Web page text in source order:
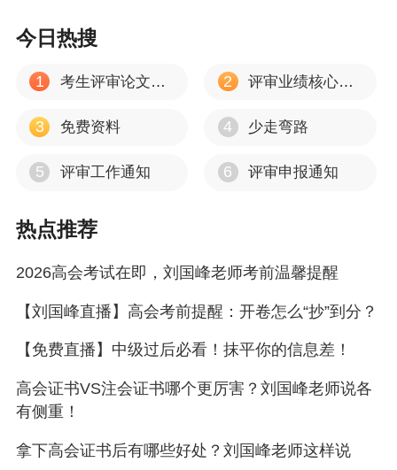
今日热搜
1 考生评审论文建议 2 评审业绩核心资料
3 免费资料 4 少走弯路
5 评审工作通知 6 评审申报通知
热点推荐
2026高会考试在即，刘国峰老师考前温馨提醒
【刘国峰直播】高会考前提醒：开卷怎么“抄”到分？
【免费直播】中级过后必看！抹平你的信息差！
高会证书VS注会证书哪个更厉害？刘国峰老师说各
有侧重！
拿下高会证书后有哪些好处？刘国峰老师这样说